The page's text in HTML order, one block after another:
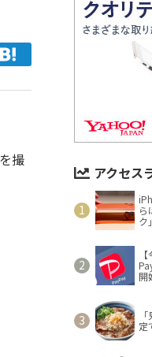
撮
アクセス
ら
ク
開
定